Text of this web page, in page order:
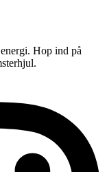
Hop ind på